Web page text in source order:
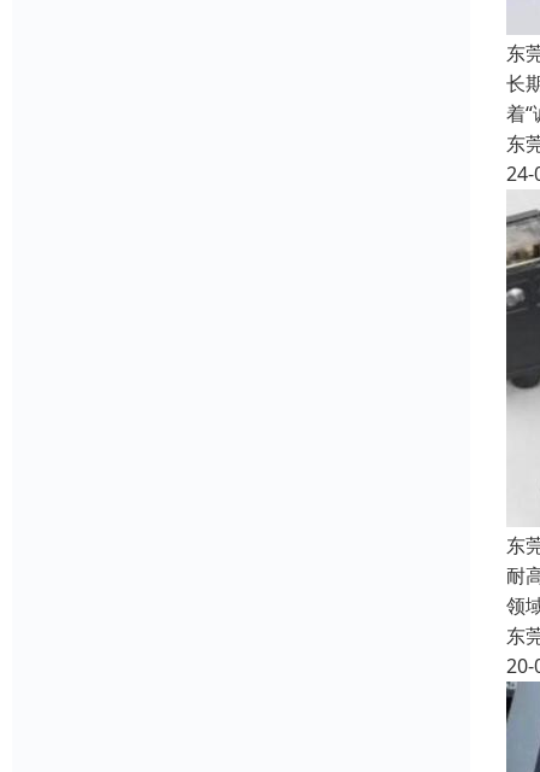
东
长
着
东
24-
东
耐
领
东
20-